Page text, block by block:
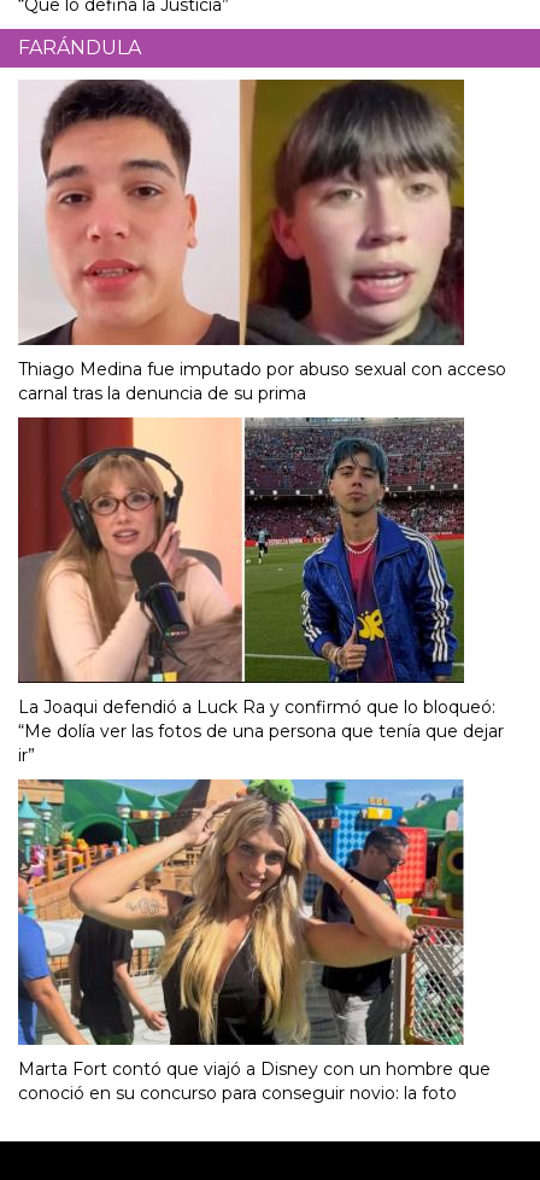
“Que lo defina la Justicia”
FARÁNDULA
Thiago Medina fue imputado por abuso sexual con acceso
carnal tras la denuncia de su prima
La Joaqui defendió a Luck Ra y confirmó que lo bloqueó:
“Me dolía ver las fotos de una persona que tenía que dejar
ir”
Marta Fort contó que viajó a Disney con un hombre que
conoció en su concurso para conseguir novio: la foto